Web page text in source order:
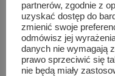
partnerów, zgodnie z
uzyskać dostęp do
zmienić swoje
odmówisz jej
danych nie wymagają
prawo sprzeciwić się
nie będą miały